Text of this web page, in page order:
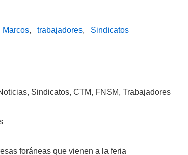
Marcos trabajadores Sindicatos
Sindicatos, CTM, FNSM, Trabajadores
foráneas que vienen a la feria